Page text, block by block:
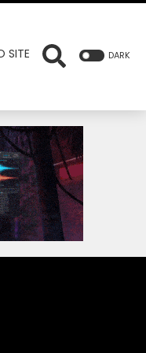
SITE DARK